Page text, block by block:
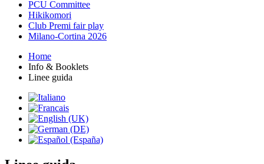
PCU Committee
Hikikomori
Club Premi fair play
Milano-Cortina 2026
Home
Info & Booklets
Linee guida